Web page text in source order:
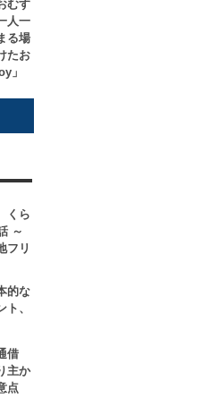
むす
人一
る場
たお
」
くら
～
フリ
的な
、
借
主か
点